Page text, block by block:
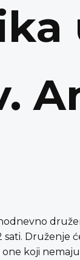
Druženje
koji